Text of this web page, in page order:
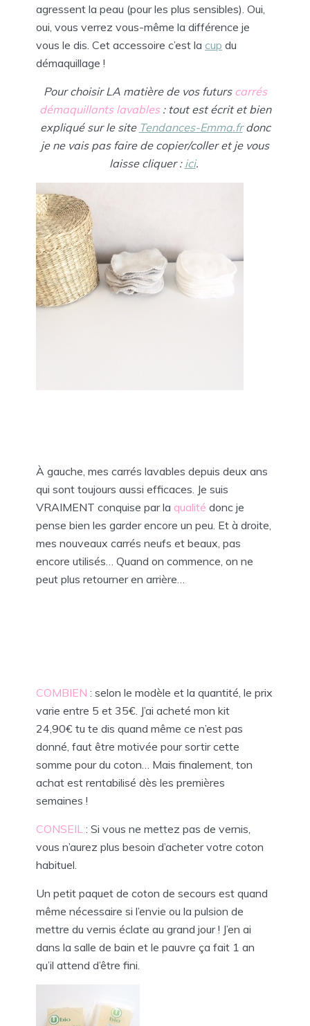
agressent la peau (pour les plus sensibles). Oui,
oui, vous verrez vous-même la différence je
vous le dis. Cet accessoire c’est la cup du
démaquillage !
Pour choisir LA matière de vos futurs carrés
démaquillants lavables: tout est écrit et bien
expliqué sur le site Tendances-Emma.frdonc
je ne vais pas faire de copier/coller et je vous
laisse cliquer : ici.
À gauche, mes carrés lavables depuis deux ans
qui sont toujours aussi efficaces. Je suis
VRAIMENT conquise par la qualité donc je
pense bien les garder encore un peu. Et à droite,
mes nouveaux carrés neufs et beaux, pas
encore utilisés… Quand on commence, on ne
peut plus retourner en arrière…
COMBIEN : selon le modèle et la quantité, le prix
varie entre 5 et 35€. J’ai acheté mon kit
24,90€ tu te dis quand même ce n’est pas
donné, faut être motivée pour sortir cette
somme pour du coton… Mais finalement, ton
achat est rentabilisé dès les premières
semaines !
CONSEIL : Si vous ne mettez pas de vernis,
vous n’aurez plus besoin d’acheter votre coton
habituel.
Un petit paquet de coton de secours est quand
même nécessaire si l’envie ou la pulsion de
mettre du vernis éclate au grand jour ! J’en ai
dans la salle de bain et le pauvre ça fait 1 an
qu’il attend d’être fini.